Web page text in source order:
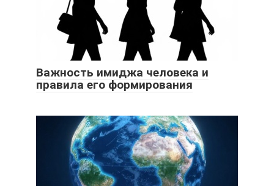
Важность имиджа человека и
правила его формирования